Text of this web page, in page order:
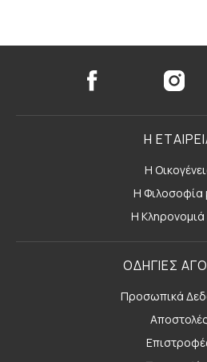
Η
Η
Η Φιλοσοφία
Η
ΟΔΗΓΙΕΣ
Προσωπικά